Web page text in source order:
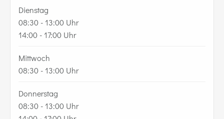
Dienstag
08:30 - 13:00 Uhr
14:00 - 17:00 Uhr
Mittwoch
08:30 - 13:00 Uhr
Donnerstag
08:30 - 13:00 Uhr